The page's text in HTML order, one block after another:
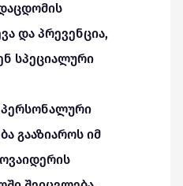
და პრევენცია,
სპეციალური
პერსონალური
გააზიაროს იმ